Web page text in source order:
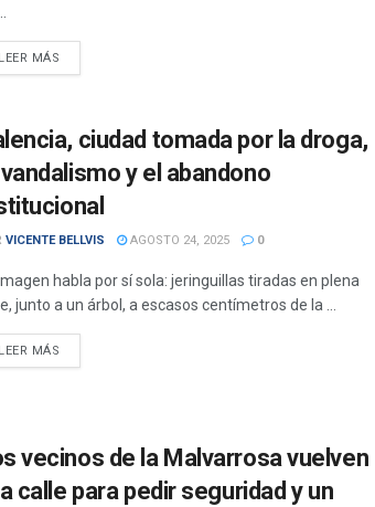
LEER MÁS
ciudad tomada por la droga,
y el abandono
VICENTE BELLVIS AGOSTO 24, 2025 0
imagen habla por sí sola: jeringuillas tiradas en plena
junto a un árbol, a escasos centímetros de la ...
LEER MÁS
vecinos de la Malvarrosa vuelven
calle para pedir seguridad y un